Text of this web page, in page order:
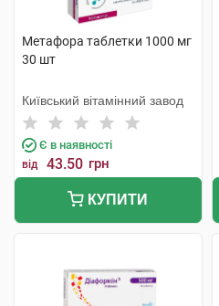
Метафора таблетки 1000 мг
30 шт
Київський вітамінний завод
Є в наявності
від 43.50 грн
КУПИТИ